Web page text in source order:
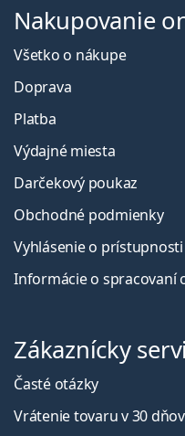
Nakupovanie
Všetko o nákupe
Doprava
Platba
Výdajné miesta
Darčekový poukaz
Obchodné podmienky
Vyhlásenie o
Informácie o spracovaní
Zákaznícky
Časté otázky
Vrátenie tovaru v 30